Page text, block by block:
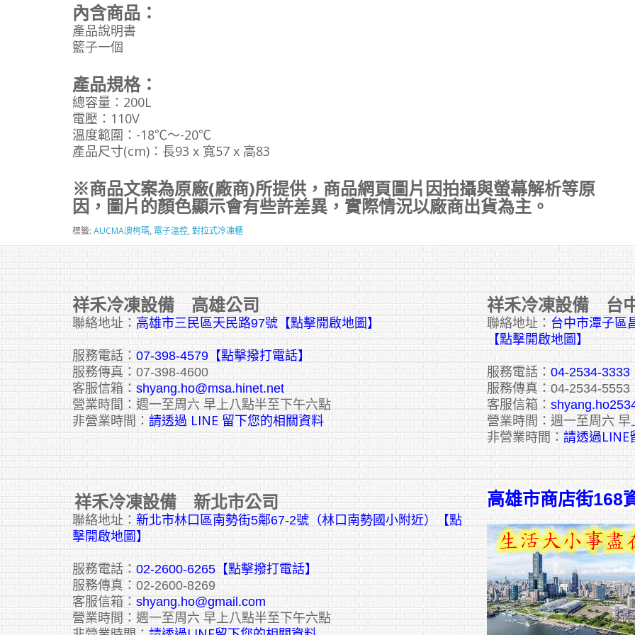
內含商品：
產品說明書
籃子一個
產品規格：
總容量：200L
電壓：110V
溫度範圍：-18℃～-20℃
產品尺寸(cm)：長93 x 寬57 x 高83
※商品文案為原廠(廠商)所提供，商品網頁圖片因拍攝與螢幕解析等原
因，圖片的顏色顯示會有些許差異，實際情況以廠商出貨為主。
標籤: AUCMA澳柯瑪, 電子溫控, 對拉式冷凍櫃
祥禾冷凍設備 高雄公司
聯絡地址： 高雄市三民區天民路97號【點擊開啟地圖】
服務電話： 07-398-4579【點擊撥打電話】
服務傳真：07-398-4600
客服信箱： shyang.ho@msa.hinet.net
營業時間：週一至周六 早上八點半至下午六點
非營業時間： 請透過 LINE 留下您的相關資料
祥禾冷凍設備 台
聯絡地址： 台中市潭子區
【點擊開啟地圖】
服務電話： 04-2534-3333
服務傳真：04-2534-5553
客服信箱：
營業時間：週一至周六
非營業時間： 請透過LINE
祥禾冷凍設備 新北市公司
聯絡地址： 新北市林口區南勢街5鄰67-2號（林口南勢國小附近）【點
擊開啟地圖】
服務電話： 02-2600-6265 【點擊撥打電話】
服務傳真：02-2600-8269
客服信箱： shyang.ho@gmail.com
營業時間：週一至周六 早上八點半至下午六點
高雄市商店街168